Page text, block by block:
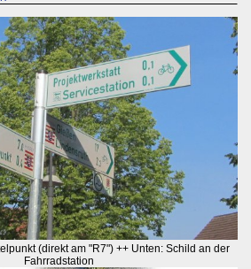
(direkt am "R7") ++ Unten: Schild an der
Fahrradstation